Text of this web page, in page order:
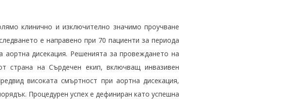
клинично и изключително значимо проучване
е направено при 70 пациенти за периода
дисекация. Решенията за провеждането на
страна на Сърдечен екип, включващ инвазивен
високата смъртност при аортна дисекация,
Процедурен успех е дефиниран като успешна